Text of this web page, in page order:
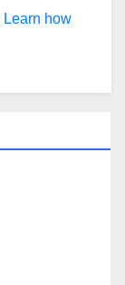
Learn how